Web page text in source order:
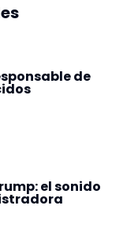
de
el sonido